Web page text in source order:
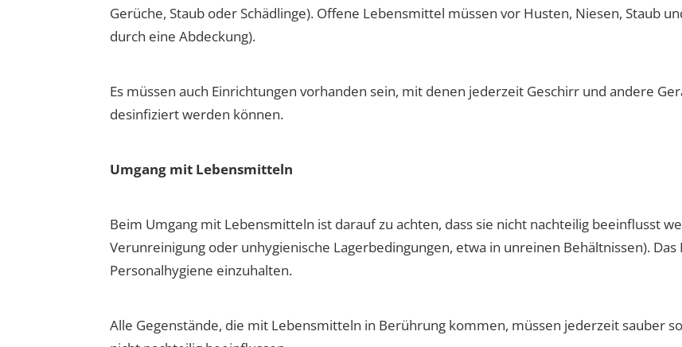
Gerüche, Staub oder Schädlinge). Offene Lebensmittel müssen vor Husten, Niesen, Staub
durch eine Abdeckung).
Es müssen auch Einrichtungen vorhanden sein, mit denen jederzeit Geschirr und andere
desinfiziert werden können.
Umgang mit Lebensmitteln
Beim Umgang mit Lebensmitteln ist darauf zu achten, dass sie nicht nachteilig beeinflusst
Verunreinigung oder unhygienische Lagerbedingungen, etwa in unreinen Behältnissen).
Personalhygiene einzuhalten.
Alle Gegenstände, die mit Lebensmitteln in Berührung kommen, müssen jederzeit sauber